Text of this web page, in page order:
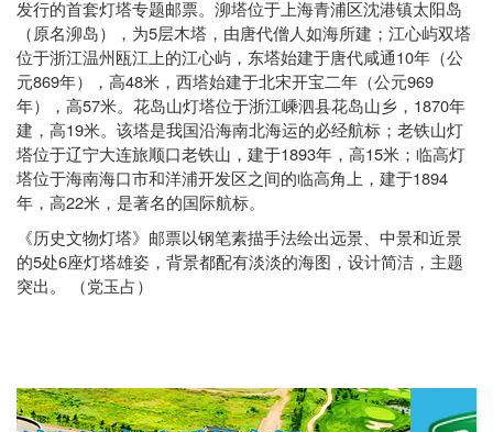
发行的首套灯塔专题邮票。泖塔位于上海青浦区沈港镇太阳岛
（原名泖岛），为5层木塔，由唐代僧人如海所建；江心屿双塔
位于浙江温州瓯江上的江心屿，东塔始建于唐代咸通10年（公
元869年），高48米，西塔始建于北宋开宝二年（公元969
年），高57米。花岛山灯塔位于浙江嵊泗县花岛山乡， 1870年
建，高19米。该塔是我国沿海南北海运的必经航标；老铁山灯
塔位于辽宁大连旅顺口老铁山，建于1893年，高15米；临高灯
塔位于海南海口市和洋浦开发区之间的临高角上，建于1894
年，高22米，是著名的国际航标。
《历史文物灯塔》邮票以钢笔素描手法绘出远景、中景和近景
的5处6座灯塔雄姿，背景都配有淡淡的海图，设计简洁，主题
突出。
（党玉占）